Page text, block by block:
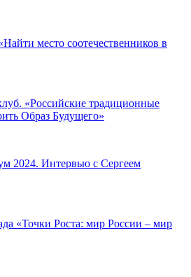
место соотечественников в
«Российские традиционные
Образ Будущего»
2024. Интервью с Сергеем
«Точки Роста: мир России – мир